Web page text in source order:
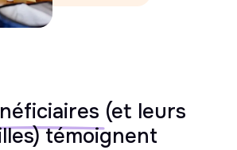
(et leurs
témoignent